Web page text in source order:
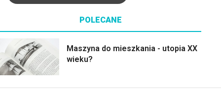
POLECANE
Maszyna do mieszkania - utopia XX
wieku?